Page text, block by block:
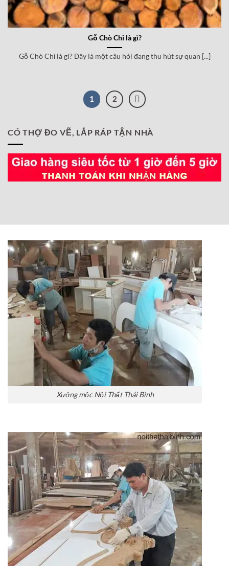
Gỗ Chò Chỉ là gì?
Gỗ Chò Chỉ là gì? Đây là một câu hỏi đang thu hút sự quan [...]
1 2
CÓ THỢ ĐO VẼ, LẮP RÁP TẬN NHÀ
Xưởng mộc Nội Thất Thái Bình